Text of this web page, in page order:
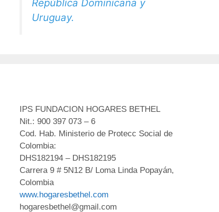
República Dominicana y
Uruguay.
IPS FUNDACION HOGARES BETHEL
Nit.: 900 397 073 – 6
Cod. Hab. Ministerio de Protecc Social de
Colombia:
DHS182194 – DHS182195
Carrera 9 # 5N12 B/ Loma Linda Popayán,
Colombia
www.hogaresbethel.com
hogaresbethel@gmail.com